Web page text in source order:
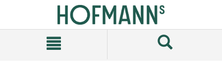
Navigationsmenü